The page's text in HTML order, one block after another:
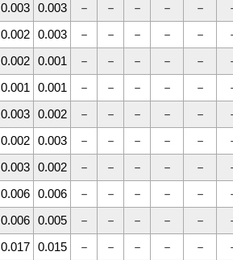
0.003 0.003 － － － － －
0.002 0.003 － － － － －
0.002 0.001 － － － － －
0.001 0.001 － － － － －
0.003 0.002 － － － － －
0.002 0.003 － － － － －
0.003 0.002 － － － － －
0.006 0.006 － － － － －
0.006 0.005 － － － － －
0.017 0.015 － － － － －